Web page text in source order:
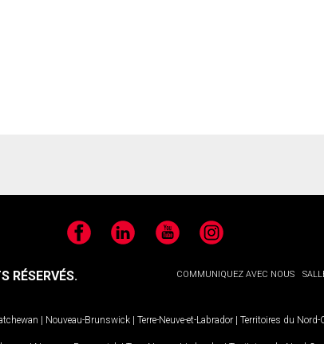
FacebookLinkedIn YouTubeInstagram
COMMUNIQUEZ AVEC NOUS
RÉSERVÉS.
Nouveau-Brunswick Terre-Neuve-et-Labrador Territoires du Nord-